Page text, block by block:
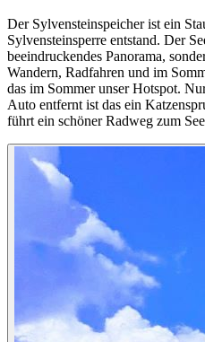
Der Sylvensteinspeicher ist ein
Sylvensteinsperre entstand. Der
beeindruckendes Panorama,
Wandern, Radfahren und im
das im Sommer unser Hotspot.
Auto entfernt ist das ein
führt ein schöner Radweg zum